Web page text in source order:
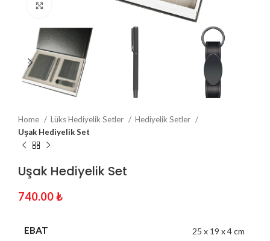
Home Lüks Hediyelik Setler
Hediyelik Setler
Uşak Hediyelik Set
Uşak Hediyelik Set
740.00₺
EBAT 25 x 19 x 4 cm